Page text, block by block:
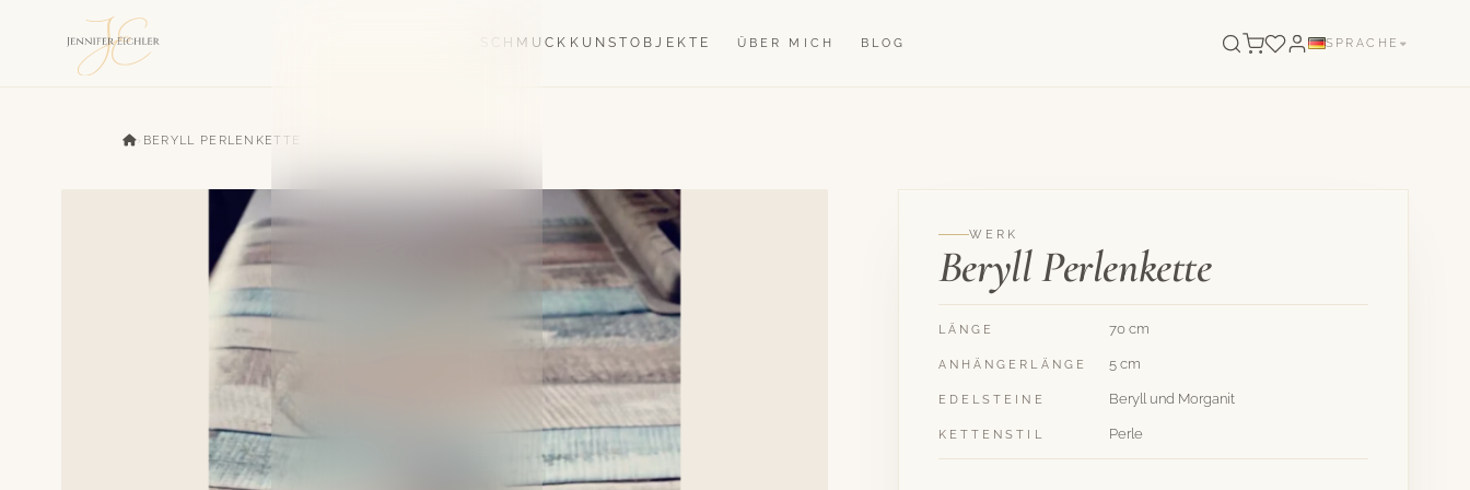
SCHMUCK KUNSTOBJEKTE ÜBER MICH BLOG SPRACHE
› BERYLL PERLENKETTE
WERK
Beryll Perlenkette
LÄNGE 70 cm
ANHÄNGERLÄNGE 5 cm
EDELSTEINE Beryll und Morganit
KETTENSTIL Perle